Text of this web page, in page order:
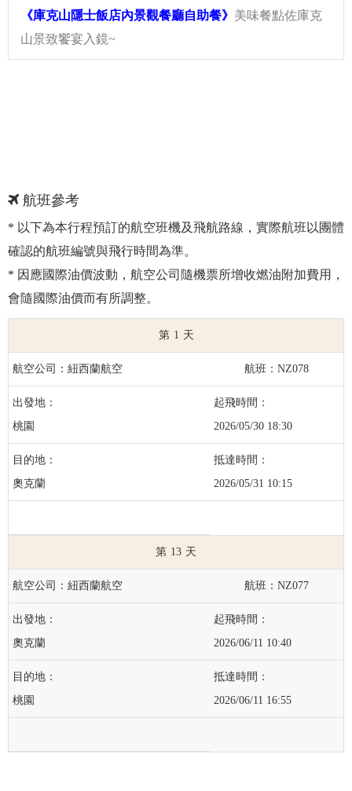
《庫克山隱士飯店內景觀餐廳自助餐》 美味餐點佐庫克
山景致饗宴入鏡~
航班參考
* 以下為本行程預訂的航空班機及飛航路線，實際航班以團體
確認的航班編號與飛行時間為準。
* 因應國際油價波動，航空公司隨機票所增收燃油附加費用，
會隨國際油價而有所調整。
1
紐西蘭航空 NZ078
桃園 2026/05/30 18:30
奧克蘭 2026/05/31 10:15
13
紐西蘭航空 NZ077
奧克蘭 2026/06/11 10:40
桃園 2026/06/11 16:55